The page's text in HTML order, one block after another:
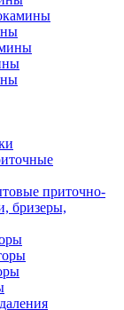
приточно-
бризеры,